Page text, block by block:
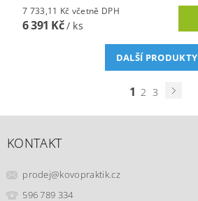
7 733,11 Kč včetně DPH
6 391 Kč/ ks
DALŠÍ PRODUKTY
1 2 3
KONTAKT
prodej@kovopraktik.cz
596 789 334